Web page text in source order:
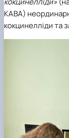
КАВА)
кокцинелліди та